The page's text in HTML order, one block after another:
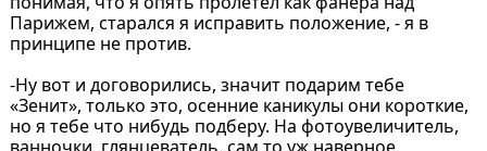
Парижем, старался я исправить положение, - я в
принципе не против.
-Ну вот и договорились, значит подарим тебе
«Зенит», только это, осенние каникулы они короткие,
но я тебе что нибудь подберу. На фотоувеличитель,
ванночки, глянцеватель, сам то уж наверное